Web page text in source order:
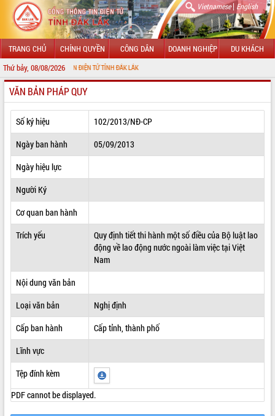
Vietnamese| English
TRANG CHỦ CHÍNH QUYỀN CÔNG DÂN DOANH NGHIỆP DU KHÁCH
Thứ bảy, 08/08/2026
THÔNG TIN ĐIỆN TỬ TỈNH ĐẮK LẮK
GIỚI THIỆU
LÃNH ĐẠO UBND TỈNH
TIN TỨC SỰ KIỆN
SỞ, BAN, NGÀNH
UBND CÁC XÃ, PHƯỜNG
THÔNG TIN CHỈ ĐẠO ĐIỀU HÀNH
HỆ THỐNG VĂN BẢN
ĐIỂM TIN VĂN BẢN
QUY HOẠCH - KẾ HOẠCH
VĂN BẢN PHÁP QUY
Số ký hiệu
102/2013/NĐ-CP
Ngày ban hành
05/09/2013
Ngày hiệu lực
Người Ký
Cơ quan ban hành
Trích yếu
Quy định tiết thi hành một số điều của Bộ luật lao
động về lao động nước ngoài làm việc tại Việt
Nam
Nội dung văn bản
Loại văn bản
Nghị định
Cấp ban hành
Cấp tỉnh, thành phố
Lĩnh vực
Tệp đính kèm
PDF cannot be displayed.